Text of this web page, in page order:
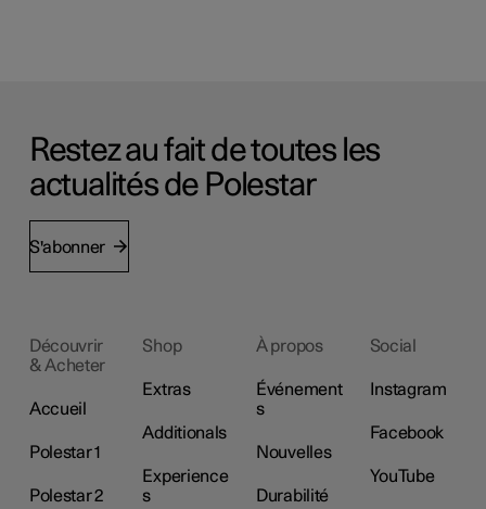
Restez au fait de toutes les
actualités de Polestar
S'abonner
Découvrir
& Acheter
Accueil
Polestar 1
Polestar 2
Shop
Extras
Additionals
Experience
s
À propos
Événement
s
Nouvelles
Durabilité
Social
Instagram
Facebook
YouTube